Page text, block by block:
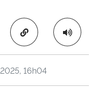
Copiar para área
16h04